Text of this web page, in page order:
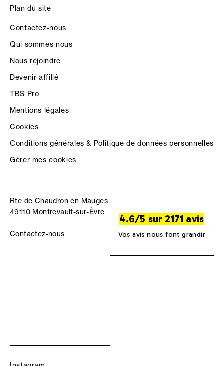
Plan du site
Contactez-nous
Qui sommes nous
Nous rejoindre
Devenir affilié
TBS Pro
Mentions légales
Cookies
Conditions générales & Politique de données personnelles
Gérer mes cookies
Rte de Chaudron en Mauges
49110 Montrevault-sur-Èvre
Contactez-nous
4.6/5 sur 2171 avis
Vos avis nous font grandir